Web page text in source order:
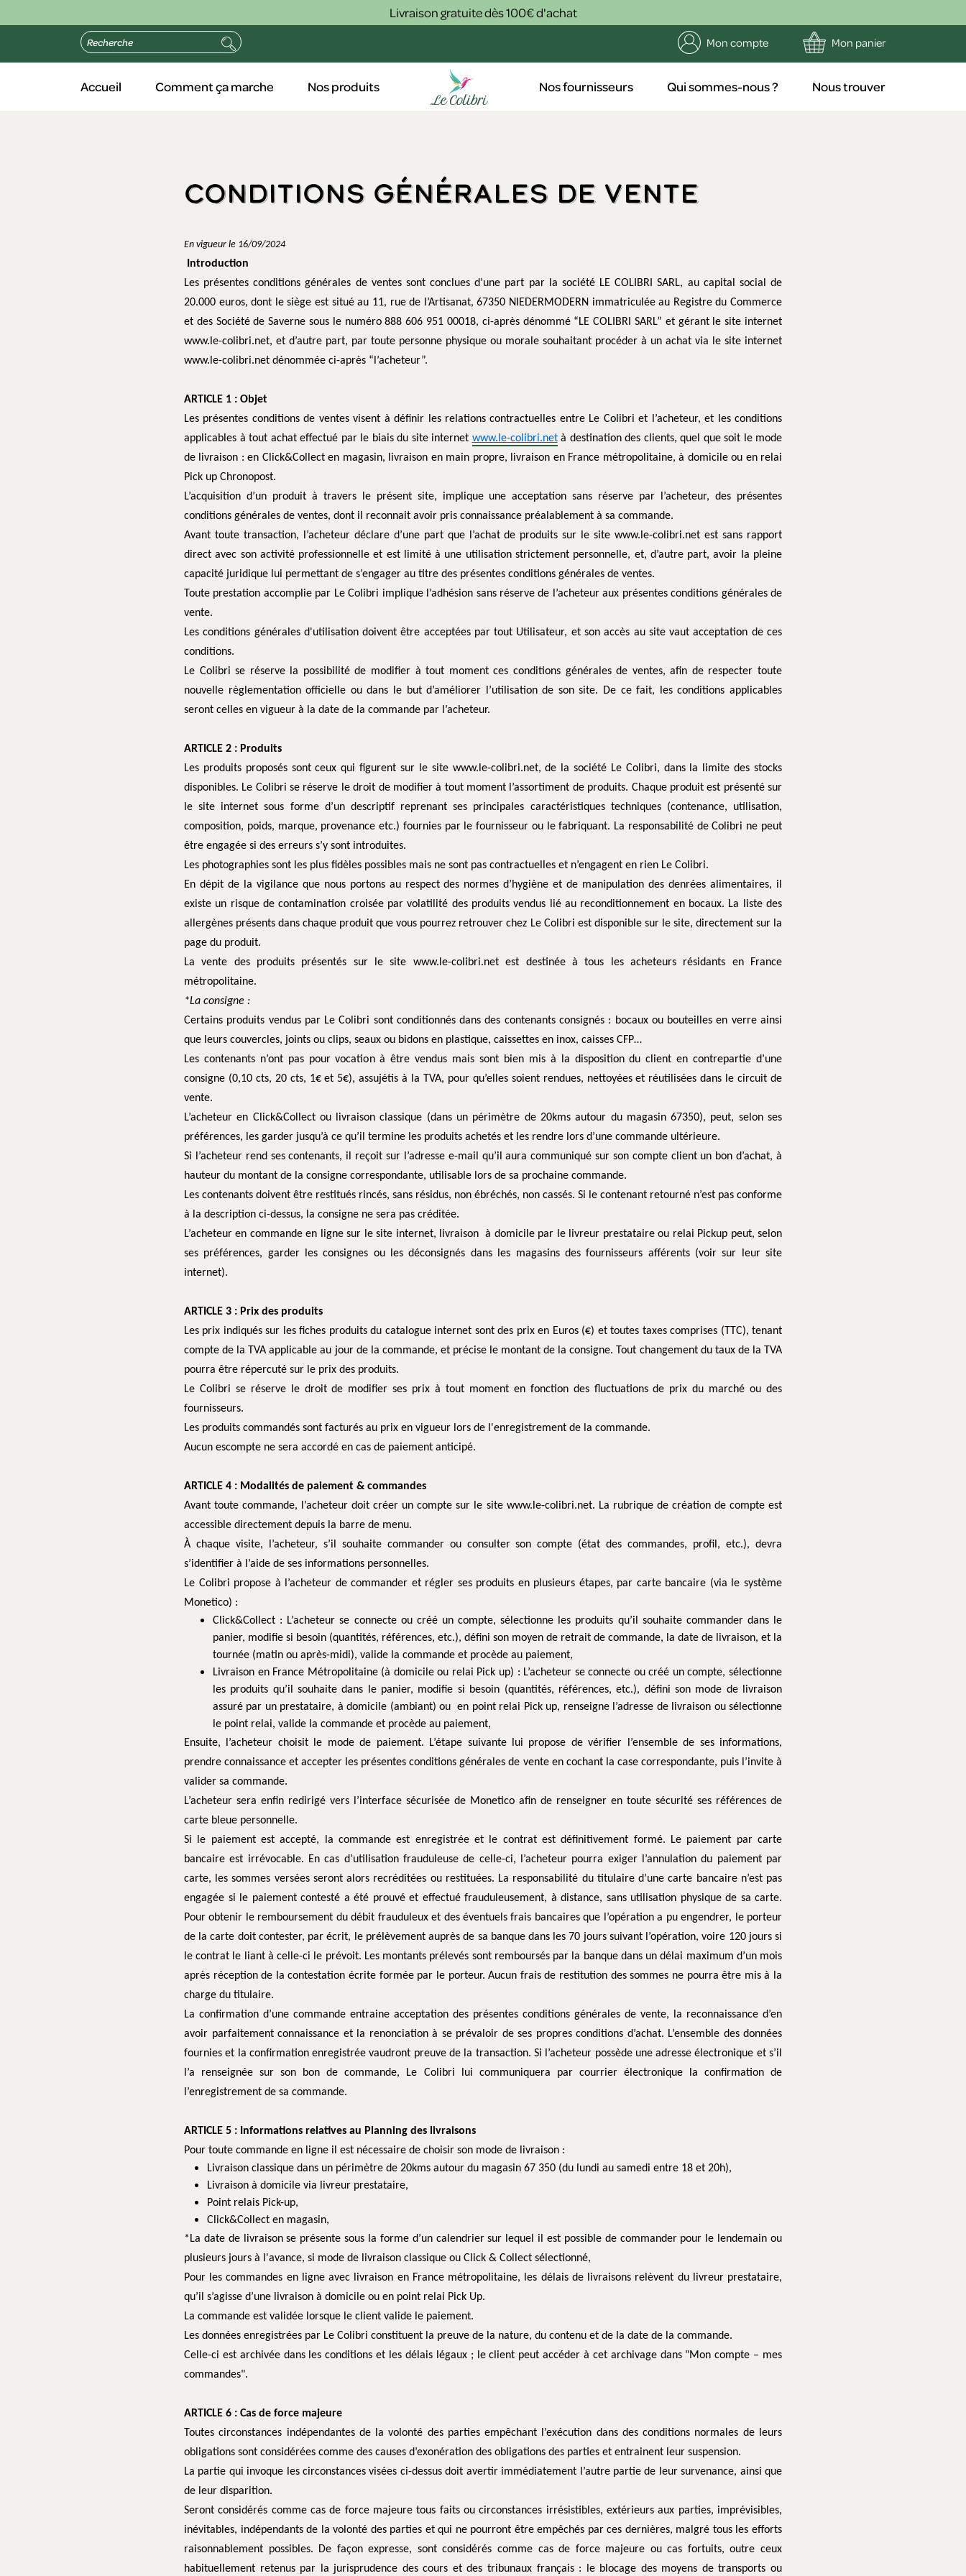
Livraison gratuite dès 100€ d'achat
Mon compte Mon panier
Accueil Comment ça marche Nos produits Nos fournisseurs Qui sommes-nous ? Nous trouver
Conditions générales de vente
En vigueur le 16/09/2024
Introduction
Les présentes conditions générales de ventes sont conclues d’une part par la société LE COLIBRI SARL, au capital social de
20.000 euros, dont le siège est situé au 11, rue de l’Artisanat, 67350 NIEDERMODERN immatriculée au Registre du Commerce
et des Société de Saverne sous le numéro 888 606 951 00018, ci-après dénommé “LE COLIBRI SARL” et gérant le site internet
www.le-colibri.net, et d’autre part, par toute personne physique ou morale souhaitant procéder à un achat via le site internet
www.le-colibri.net dénommée ci-après “l’acheteur”.
ARTICLE 1 : Objet
Les présentes conditions de ventes visent à définir les relations contractuelles entre Le Colibri et l’acheteur, et les conditions
applicables à tout achat effectué par le biais du site internet www.le-colibri.netà destination des clients, quel que soit le mode
de livraison : en Click&Collect en magasin, livraison en main propre, livraison en France métropolitaine, à domicile ou en relai
Pick up Chronopost.
L’acquisition d’un produit à travers le présent site, implique une acceptation sans réserve par l’acheteur, des présentes
conditions générales de ventes, dont il reconnait avoir pris connaissance préalablement à sa commande.
Avant toute transaction, l’acheteur déclare d’une part que l’achat de produits sur le site www.le-colibri.net est sans rapport
direct avec son activité professionnelle et est limité à une utilisation strictement personnelle, et, d’autre part, avoir la pleine
capacité juridique lui permettant de s’engager au titre des présentes conditions générales de ventes.
Toute prestation accomplie par Le Colibri implique l’adhésion sans réserve de l’acheteur aux présentes conditions générales de
vente.
Les conditions générales d'utilisation doivent être acceptées par tout Utilisateur, et son accès au site vaut acceptation de ces
conditions.
Le Colibri se réserve la possibilité de modifier à tout moment ces conditions générales de ventes, afin de respecter toute
nouvelle règlementation officielle ou dans le but d’améliorer l’utilisation de son site. De ce fait, les conditions applicables
seront celles en vigueur à la date de la commande par l’acheteur.
ARTICLE 2 : Produits
Les produits proposés sont ceux qui figurent sur le site www.le-colibri.net, de la société Le Colibri, dans la limite des stocks
disponibles. Le Colibri se réserve le droit de modifier à tout moment l’assortiment de produits. Chaque produit est présenté sur
le site internet sous forme d’un descriptif reprenant ses principales caractéristiques techniques (contenance, utilisation,
composition, poids, marque, provenance etc.) fournies par le fournisseur ou le fabriquant. La responsabilité de Colibri ne peut
être engagée si des erreurs s’y sont introduites.
Les photographies sont les plus fidèles possibles mais ne sont pas contractuelles et n’engagent en rien Le Colibri.
En dépit de la vigilance que nous portons au respect des normes d’hygiène et de manipulation des denrées alimentaires, il
existe un risque de contamination croisée par volatilité des produits vendus lié au reconditionnement en bocaux. La liste des
allergènes présents dans chaque produit que vous pourrez retrouver chez Le Colibri est disponible sur le site, directement sur la
page du produit.
La vente des produits présentés sur le site www.le-colibri.net est destinée à tous les acheteurs résidants en France
métropolitaine.
*La consigne :
Certains produits vendus par Le Colibri sont conditionnés dans des contenants consignés : bocaux ou bouteilles en verre ainsi
que leurs couvercles, joints ou clips, seaux ou bidons en plastique, caissettes en inox, caisses CFP…
Les contenants n’ont pas pour vocation à être vendus mais sont bien mis à la disposition du client en contrepartie d’une
consigne (0,10 cts, 20 cts, 1€ et 5€), assujétis à la TVA, pour qu’elles soient rendues, nettoyées et réutilisées dans le circuit de
vente.
L’acheteur en Click&Collect ou livraison classique (dans un périmètre de 20kms autour du magasin 67350), peut, selon ses
préférences, les garder jusqu’à ce qu’il termine les produits achetés et les rendre lors d’une commande ultérieure.
Si l’acheteur rend ses contenants, il reçoit sur l’adresse e-mail qu’il aura communiqué sur son compte client un bon d’achat, à
hauteur du montant de la consigne correspondante, utilisable lors de sa prochaine commande.
Les contenants doivent être restitués rincés, sans résidus, non ébréchés, non cassés. Si le contenant retourné n’est pas conforme
à la description ci-dessus, la consigne ne sera pas créditée.
L’acheteur en commande en ligne sur le site internet, livraison à domicile par le livreur prestataire ou relai Pickup peut, selon
ses préférences, garder les consignes ou les déconsignés dans les magasins des fournisseurs afférents (voir sur leur site
internet).
ARTICLE 3 : Prix des produits
Les prix indiqués sur les fiches produits du catalogue internet sont des prix en Euros (€) et toutes taxes comprises (TTC), tenant
compte de la TVA applicable au jour de la commande, et précise le montant de la consigne. Tout changement du taux de la TVA
pourra être répercuté sur le prix des produits.
Le Colibri se réserve le droit de modifier ses prix à tout moment en fonction des fluctuations de prix du marché ou des
fournisseurs.
Les produits commandés sont facturés au prix en vigueur lors de l'enregistrement de la commande.
Aucun escompte ne sera accordé en cas de paiement anticipé.
ARTICLE 4 : Modalités de paiement & commandes
Avant toute commande, l’acheteur doit créer un compte sur le site www.le-colibri.net. La rubrique de création de compte est
accessible directement depuis la barre de menu.
À chaque visite, l’acheteur, s’il souhaite commander ou consulter son compte (état des commandes, profil, etc.), devra
s’identifier à l’aide de ses informations personnelles.
Le Colibri propose à l’acheteur de commander et régler ses produits en plusieurs étapes, par carte bancaire (via le système
Monetico) :
Click&Collect : L’acheteur se connecte ou créé un compte, sélectionne les produits qu’il souhaite commander dans le
panier, modifie si besoin (quantités, références, etc.), défini son moyen de retrait de commande, la date de livraison, et la
tournée (matin ou après-midi), valide la commande et procède au paiement,
Livraison en France Métropolitaine (à domicile ou relai Pick up) : L’acheteur se connecte ou créé un compte, sélectionne
les produits qu’il souhaite dans le panier, modifie si besoin (quantités, références, etc.), défini son mode de livraison
assuré par un prestataire, à domicile (ambiant) ou en point relai Pick up, renseigne l’adresse de livraison ou sélectionne
le point relai, valide la commande et procède au paiement,
Ensuite, l’acheteur choisit le mode de paiement. L’étape suivante lui propose de vérifier l’ensemble de ses informations,
prendre connaissance et accepter les présentes conditions générales de vente en cochant la case correspondante, puis l’invite à
valider sa commande.
L’acheteur sera enfin redirigé vers l’interface sécurisée de Monetico afin de renseigner en toute sécurité ses références de
carte bleue personnelle.
Si le paiement est accepté, la commande est enregistrée et le contrat est définitivement formé. Le paiement par carte
bancaire est irrévocable. En cas d’utilisation frauduleuse de celle-ci, l’acheteur pourra exiger l’annulation du paiement par
carte, les sommes versées seront alors recréditées ou restituées. La responsabilité du titulaire d’une carte bancaire n’est pas
engagée si le paiement contesté a été prouvé et effectué frauduleusement, à distance, sans utilisation physique de sa carte.
Pour obtenir le remboursement du débit frauduleux et des éventuels frais bancaires que l’opération a pu engendrer, le porteur
de la carte doit contester, par écrit, le prélèvement auprès de sa banque dans les 70 jours suivant l’opération, voire 120 jours si
le contrat le liant à celle-ci le prévoit. Les montants prélevés sont remboursés par la banque dans un délai maximum d’un mois
après réception de la contestation écrite formée par le porteur. Aucun frais de restitution des sommes ne pourra être mis à la
charge du titulaire.
La confirmation d’une commande entraine acceptation des présentes conditions générales de vente, la reconnaissance d’en
avoir parfaitement connaissance et la renonciation à se prévaloir de ses propres conditions d’achat. L’ensemble des données
fournies et la confirmation enregistrée vaudront preuve de la transaction. Si l’acheteur possède une adresse électronique et s’il
l’a renseignée sur son bon de commande, Le Colibri lui communiquera par courrier électronique la confirmation de
l’enregistrement de sa commande.
ARTICLE 5 : Informations relatives au Planning des livraisons
Pour toute commande en ligne il est nécessaire de choisir son mode de livraison :
Livraison classique dans un périmètre de 20kms autour du magasin 67 350 (du lundi au samedi entre 18 et 20h),
Livraison à domicile via livreur prestataire,
Point relais Pick-up,
Click&Collect en magasin,
*La date de livraison se présente sous la forme d’un calendrier sur lequel il est possible de commander pour le lendemain ou
plusieurs jours à l'avance, si mode de livraison classique ou Click & Collect sélectionné,
Pour les commandes en ligne avec livraison en France métropolitaine, les délais de livraisons relèvent du livreur prestataire,
qu’il s’agisse d’une livraison à domicile ou en point relai Pick Up.
La commande est validée lorsque le client valide le paiement.
Les données enregistrées par Le Colibri constituent la preuve de la nature, du contenu et de la date de la commande.
Celle-ci est archivée dans les conditions et les délais légaux ; le client peut accéder à cet archivage dans "Mon compte – mes
commandes".
ARTICLE 6 : Cas de force majeure
Toutes circonstances indépendantes de la volonté des parties empêchant l’exécution dans des conditions normales de leurs
obligations sont considérées comme des causes d’exonération des obligations des parties et entrainent leur suspension.
La partie qui invoque les circonstances visées ci-dessus doit avertir immédiatement l’autre partie de leur survenance, ainsi que
de leur disparition.
Seront considérés comme cas de force majeure tous faits ou circonstances irrésistibles, extérieurs aux parties, imprévisibles,
inévitables, indépendants de la volonté des parties et qui ne pourront être empêchés par ces dernières, malgré tous les efforts
raisonnablement possibles. De façon expresse, sont considérés comme cas de force majeure ou cas fortuits, outre ceux
habituellement retenus par la jurisprudence des cours et des tribunaux français : le blocage des moyens de transports ou